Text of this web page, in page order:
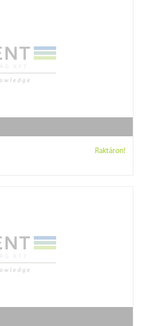
Raktáron!